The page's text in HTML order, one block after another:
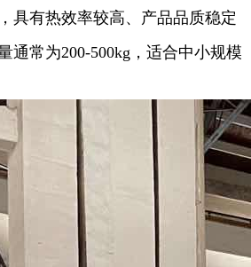
具有热效率较高、产品品质稳定
通常为200-500kg，适合中小规模